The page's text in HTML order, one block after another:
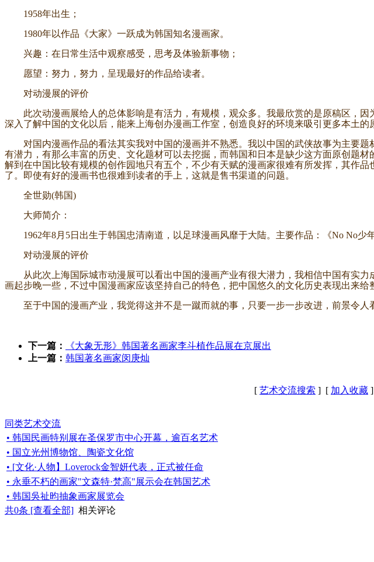
1958年出生；
1980年以作品《大家》一跃成为韩国知名漫画家。
兴趣：在日常生活中观察感受，思考及体验新事物；
愿望：努力，努力，呈现最好的作品给读者。
对动漫展的评价
此次动漫画展给人的总体影响是有活力，有规模，观众多。我最欣赏的是原稿区，因
深入了解中国的文化以后，能来上海创办漫画工作室，创造良好的环境来吸引更多本土的
对国内漫画作品的看法其实我对中国的漫画并不熟悉。我以中国的武侠故事为主要题
有潜力，有那么丰富的历史、文化题材可以去挖掘，而韩国和日本是缺少这方面原创题
解到在中国比较有规模的创作园地只有五个，不少有天赋的漫画家很难有所发挥，其作
了。即使有好的漫画书也很难到读者的手上，这就是售书渠道的问题。
全世勋(韩国)
大师简介：
1962年8月5日出生于韩国忠清南道，以足球漫画风靡于大陆。主要作品：《No No少
对动漫展的评价
从此次上海国际城市动漫展可以看出中国的漫画产业有很大潜力，我相信中国有实力
画起步晚一些，不过中国漫画家应该坚持自己的特色，把中国悠久的文化历史表现出来给
至于中国的漫画产业，我觉得这并不是一蹴而就的事，只要一步一步改进，前景令人
下一篇：
《大象无形》韩国著名画家李斗植作品展在京展出
上一篇： 韩国著名画家闵庚灿
[ 艺术交流搜索 ] [ 加入收藏
同类艺术交流
• 韩国民画特别展在圣保罗市中心开幕，逾百名艺术
• 国立光州博物馆、陶瓷文化馆
• [文化·人物】Loverock金智妍代表，正式被任命
• 永垂不朽的画家"文森特·梵高"展示会在韩国艺术
• 韩国吳祉昀抽象画家展览会
共0条 [查看全部] 相关评论